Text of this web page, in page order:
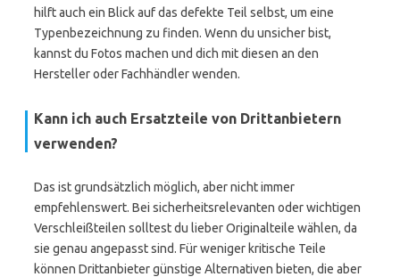
hilft auch ein Blick auf das defekte Teil selbst, um eine
Typenbezeichnung zu finden. Wenn du unsicher bist,
kannst du Fotos machen und dich mit diesen an den
Hersteller oder Fachhändler wenden.
Kann ich auch Ersatzteile von Drittanbietern
verwenden?
Das ist grundsätzlich möglich, aber nicht immer
empfehlenswert. Bei sicherheitsrelevanten oder wichtigen
Verschleißteilen solltest du lieber Originalteile wählen, da
sie genau angepasst sind. Für weniger kritische Teile
können Drittanbieter günstige Alternativen bieten, die aber